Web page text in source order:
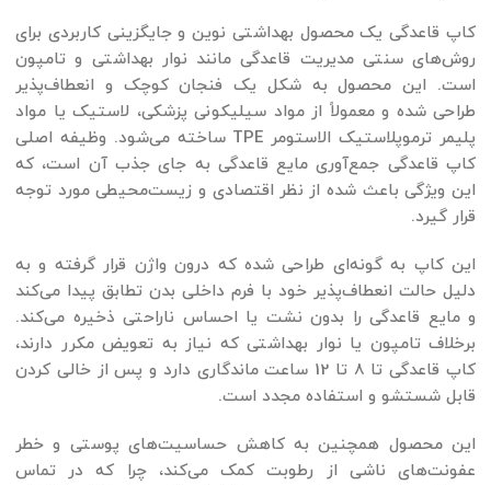
کاپ قاعدگی یک محصول بهداشتی نوین و جایگزینی کاربردی برای
روش‌های سنتی مدیریت قاعدگی مانند نوار بهداشتی و تامپون
است. این محصول به شکل یک فنجان کوچک و انعطاف‌پذیر
طراحی شده و معمولاً از مواد سیلیکونی پزشکی، لاستیک یا مواد
پلیمر ترموپلاستیک الاستومر TPE ساخته می‌شود. وظیفه اصلی
کاپ قاعدگی جمع‌آوری مایع قاعدگی به جای جذب آن است، که
این ویژگی باعث شده از نظر اقتصادی و زیست‌محیطی مورد توجه
قرار گیرد.
این کاپ به گونه‌ای طراحی شده که درون واژن قرار گرفته و به
دلیل حالت انعطاف‌پذیر خود با فرم داخلی بدن تطابق پیدا می‌کند
و مایع قاعدگی را بدون نشت یا احساس ناراحتی ذخیره می‌کند.
برخلاف تامپون یا نوار بهداشتی که نیاز به تعویض مکرر دارند،
کاپ قاعدگی تا 8 تا 12 ساعت ماندگاری دارد و پس از خالی کردن
قابل شستشو و استفاده مجدد است.
این محصول همچنین به کاهش حساسیت‌های پوستی و خطر
عفونت‌های ناشی از رطوبت کمک می‌کند، چرا که در تماس